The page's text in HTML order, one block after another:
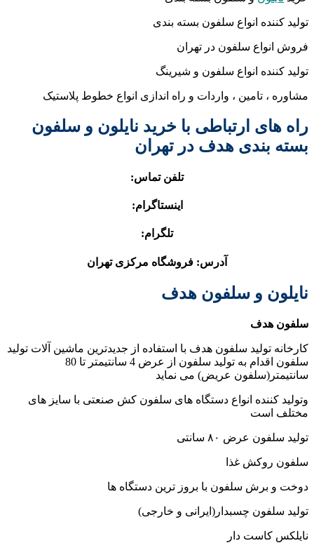
تولید کننده انواع سلفون بسته بندی
فروش انواع سلفون در تهران
تولید کننده انواع سلفون و شیرینگ
مشاوره ، تامین ، واردات و راه اندازی انواع خطوط پلاستیک
راه های ارتباطی با خرید نایلون و سلفون
بسته بندی هدف در تهران
تلفن تماس:
اینستاگرام:
تلگرام:
آدرس: فروشگاه مرکزی تهران
نایلون و سلفون هدف
سلفون هدف
کارخانه تولید سلفون هدف با استفاده از جدیدترین ماشین آلات تولید
سلفون اقدام به تولید سلفون از عرض 4 سانتیمتر تا 80
سانتیمتر(سلفون عریض) می نماید
وتولید کننده انواع دستگاه های سلفون کش صنعتی با سایز های
مختلف است
تولید سلفون عرض ٨٠ سانتی
سلفون روکش غذا
دوخت و برش سلفون با بروز ترین دستگاه ها
تولید سلفون چسبدار(ایرانی و خارجی)
نایلکس کاست دار